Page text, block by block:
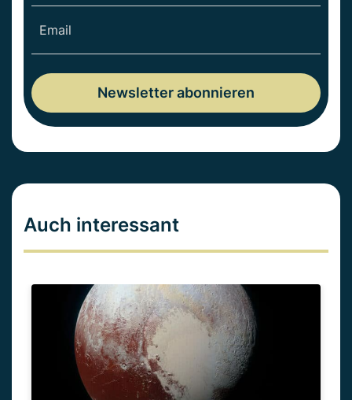
Auch interessant